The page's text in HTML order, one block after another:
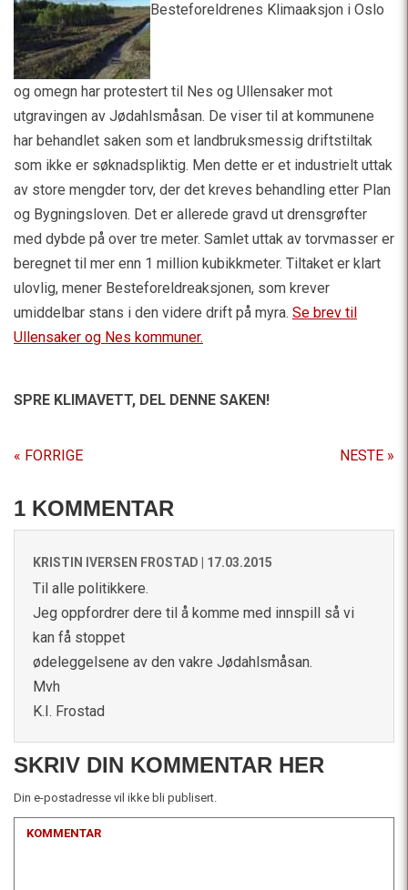
Besteforeldrenes Klimaaksjon i Oslo
og omegn har protestert til Nes og Ullensaker mot
utgravingen av Jødahlsmåsan. De viser til at kommunene
har behandlet saken som et landbruksmessig driftstiltak
som ikke er søknadspliktig. Men dette er et industrielt uttak
av store mengder torv, der det kreves behandling etter Plan
og Bygningsloven. Det er allerede gravd ut drensgrøfter
med dybde på over tre meter. Samlet uttak av torvmasser er
beregnet til mer enn 1 million kubikkmeter. Tiltaket er klart
ulovlig, mener Besteforeldreaksjonen, som krever
umiddelbar stans i den videre drift på myra. Se brev til
Ullensaker og Nes kommuner.
SPRE KLIMAVETT, DEL DENNE SAKEN!
« FORRIGE NESTE »
1 KOMMENTAR
KRISTIN IVERSEN FROSTAD | 17.03.2015
Til alle politikkere.
Jeg oppfordrer dere til å komme med innspill så vi
kan få stoppet
ødeleggelsene av den vakre Jødahlsmåsan.
Mvh
K.I. Frostad
SKRIV DIN KOMMENTAR HER
Din e-postadresse vil ikke bli publisert.
KOMMENTAR